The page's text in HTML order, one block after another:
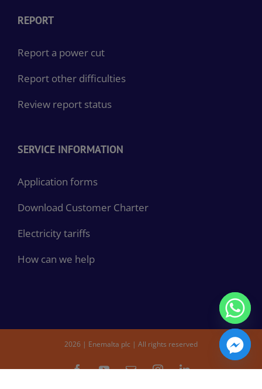
REPORT
Report a power cut
Report other difficulties
Review report status
SERVICE INFORMATION
Application forms
Download Customer Charter
Electricity tariffs
How can we help
2026 | Enemalta plc | All rights reserved